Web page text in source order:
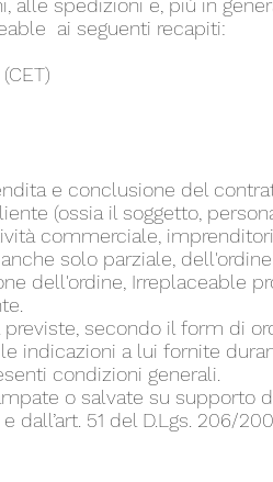
alle spedizioni e, più in
ai seguenti recapiti:
e conclusione del
(ossia il soggetto,
commerciale,
solo parziale,
dell'ordine, Irreplaceable
secondo il form di
indicazioni a lui fornite
condizioni generali.
o salvate su supporto
dall’art. 51 del D.Lgs. 206/